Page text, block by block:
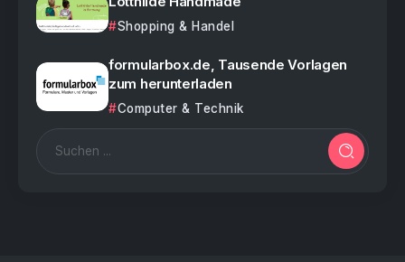
Shopping & Handel
formularbox.de, Tausende Vorlagen
zum herunterladen
Computer & Technik